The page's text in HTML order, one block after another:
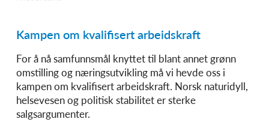
Kampen om kvalifisert arbeidskraft
For å nå samfunnsmål knyttet til blant annet grønn
omstilling og næringsutvikling må vi hevde oss i
kampen om kvalifisert arbeidskraft. Norsk naturidyll,
helsevesen og politisk stabilitet er sterke
salgsargumenter.